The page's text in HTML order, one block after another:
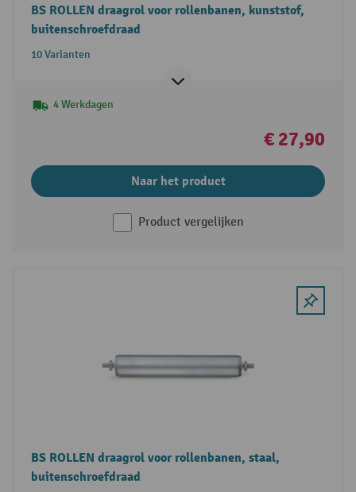
BS ROLLEN draagrol voor rollenbanen, kunststof,
buitenschroefdraad
10 Varianten
4 Werkdagen
€ 27,90
Naar het product
Product vergelijken
BS ROLLEN draagrol voor rollenbanen, staal,
buitenschroefdraad